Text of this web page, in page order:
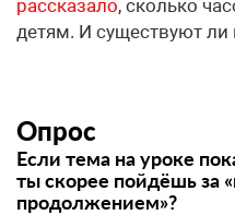
рассказало, сколько
детям. И существуют
Опрос
Если тема на уроке
ты скорее пойдёшь за
продолжением»?